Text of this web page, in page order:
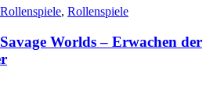
, Rollenspiele
Worlds – Erwachen der